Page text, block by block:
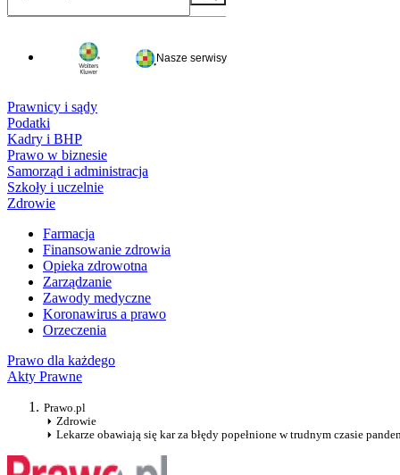
Nasze serwisy
Prawnicy i sądy
Podatki
Kadry i BHP
Prawo w biznesie
Samorząd i administracja
Szkoły i uczelnie
Zdrowie
Farmacja
Finansowanie zdrowia
Opieka zdrowotna
Zarządzanie
Zawody medyczne
Koronawirus a prawo
Orzeczenia
Prawo dla każdego
Akty Prawne
Prawo.pl
Zdrowie
Lekarze obawiają się kar za błędy popełnione w trudnym czasie